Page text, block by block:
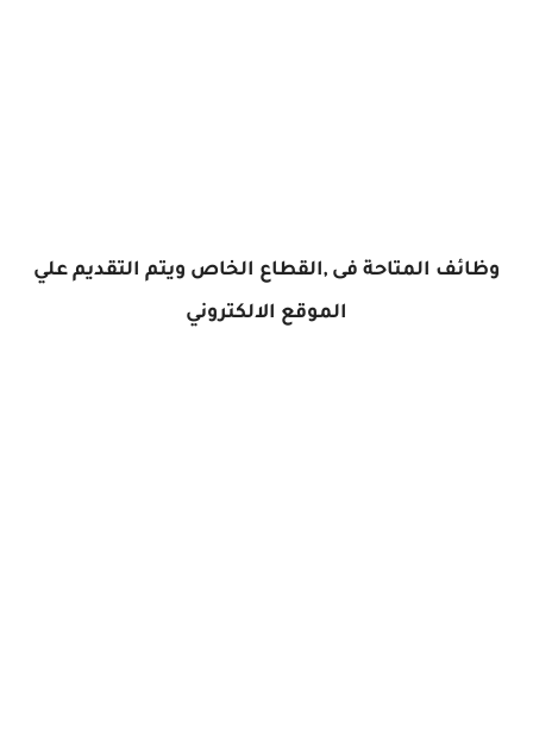
وظائف المتاحة فى ,القطاع الخاص ويتم التقديم علي
الموقع الالكتروني